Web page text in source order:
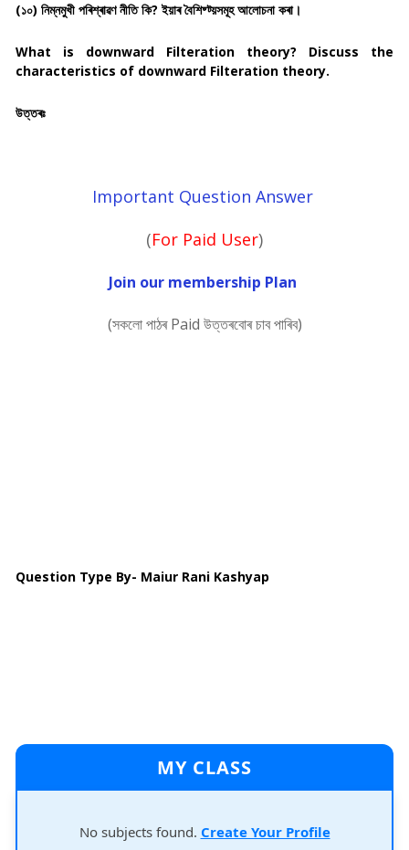
(১০) নিম্নমুখী পৰিশ্ৰাৱণ নীতি কি? ইয়াৰ বৈশিষ্ট্য়সমূহ আলোচনা কৰা।
What is downward Filteration theory? Discuss the
characteristics of downward Filteration theory.
উত্তৰঃ
Important Question Answer
(For Paid User)
Join our membership Plan
(সকলো পাঠৰ Paid উত্তৰবোৰ চাব পাৰিব)
Question Type By- Maiur Rani Kashyap
MY CLASS
No subjects found. Create Your Profile